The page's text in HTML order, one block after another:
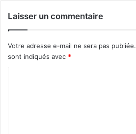
Laisser un commentaire
Votre adresse e-mail ne sera pas publiée.
sont indiqués avec *